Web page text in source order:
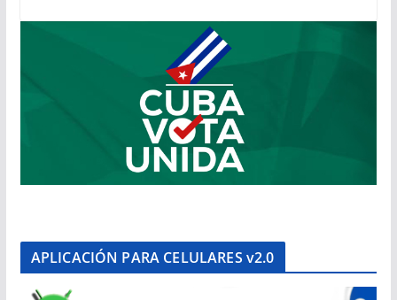
APLICACIÓN PARA CELULARES v2.0